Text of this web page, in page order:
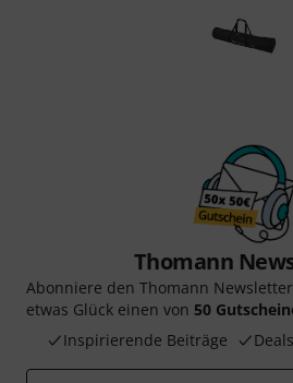
Thomann
Abonniere den Thomann
etwas Glück einen von 50
Inspirierende Beiträge
Deals